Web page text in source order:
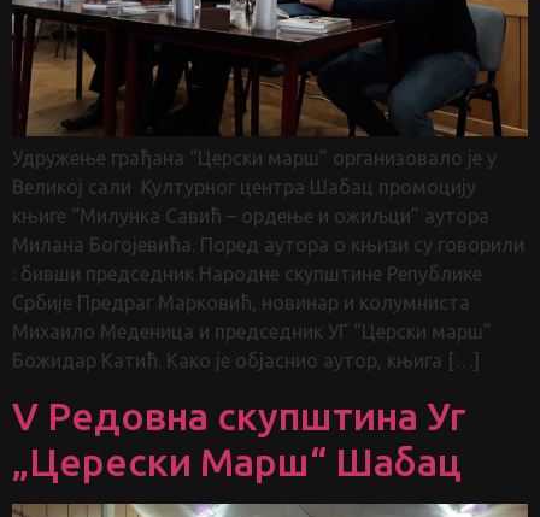
Удружење грађана “Церски марш” организовало је у
Великој сали Културног центра Шабац промоцију
књиге “Милунка Савић – ордење и ожиљци” аутора
Милана Богојевића. Поред аутора о књизи су говорили
: бивши председник Народне скупштине Републике
Србије Предраг Марковић, новинар и колумниста
Михаило Меденица и председник УГ “Церски марш”
Божидар Катић. Како је објаснио аутор, књига […]
V Редовна скупштина Уг
„Церески Марш“ Шабац